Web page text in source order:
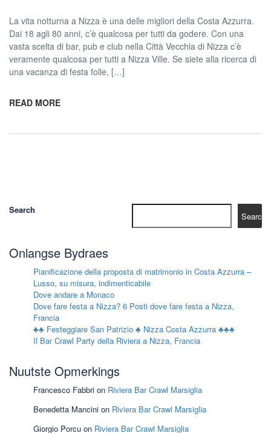
La vita notturna a Nizza è una delle migliori della Costa Azzurra.
Dai 18 agli 80 anni, c’è qualcosa per tutti da godere. Con una
vasta scelta di bar, pub e club nella Città Vecchia di Nizza c’è
veramente qualcosa per tutti a Nizza Ville. Se siete alla ricerca di
una vacanza di festa folle, […]
READ MORE
Search
Search
Onlangse Bydraes
Pianificazione della proposta di matrimonio in Costa Azzurra –
Lusso, su misura, indimenticabile
Dove andare a Monaco
Dove fare festa a Nizza? 6 Posti dove fare festa a Nizza,
Francia
♣♣ Festeggiare San Patrizio ♣ Nizza Costa Azzurra ♣♣♣
Il Bar Crawl Party della Riviera a Nizza, Francia
Nuutste Opmerkings
Francesco Fabbri on Riviera Bar Crawl Marsiglia
Benedetta Mancini on Riviera Bar Crawl Marsiglia
Giorgio Porcu on Riviera Bar Crawl Marsiglia